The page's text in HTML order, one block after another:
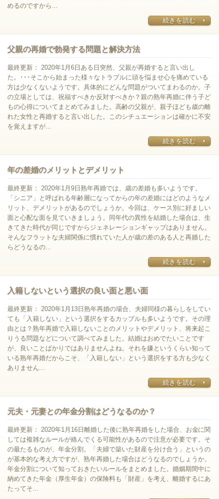
めるのですから...
続きを読む
父親の再婚で勃発する問題と解決方法
最終更新： 2020年1月6日ある日突然、父親が再婚すると言い出し
た。･･･そこから始まった様々なトラブルに頭を悩ませ心を痛めている
方は少なくないようです。具体的にどんな問題がついてまわるのか。子
の立場としては、祝福すべきか反対すべきか？親の熟年再婚に伴う子ど
もの心得についてまとめてみました。高齢の父親が、親子ほども歳の離
れた女性と再婚すると言い出した。このシチュエーションは確かに不安
を覚えますが...
続きを読む
年の差婚のメリットとデメリット
最終更新： 2020年1月9日熟年再婚では、歳の差婚も多いようです。
「シニア」と呼ばれる年齢層になってからの年の差婚にはどのようなメ
リット、デメリットがあるのでしょうか。今回は、ケース別に好ましい
面と心配な面を見ていきましょう。同年代の異性を結婚した場合は、生
きてきた時代が同じですからジェネレーションギャップはありません。
そんなフラットな夫婦関係に慣れていた人が歳の差のある人と再婚した
らどうなるの...
続きを読む
入籍しないという選択の良い面と悪い面
最終更新： 2020年1月13日熟年再婚の場合、夫婦同様の暮らしをしてい
ても「入籍しない」という選択をするカップルも多いようです。その理
由とは？熟年再婚で入籍しないことのメリットやデメリット、将来起こ
りうる問題などについて調べてみました。結婚はおめでたいことです
が、良いことばかりではありませんよね。それを嫌というくらい知って
いる熟年再婚だからこそ、「入籍しない」という選択をする方も少なく
ありません...
続きを読む
元夫・元妻との年金分割はどうなるのか？
最終更新： 2020年1月16日離婚した後に熟年再婚をした場合、お金に関
しては複雑なルールが絡んでくる可能性があるので注意が必要です。そ
の最たるものが、年金分割。「夫婦で築いた財産を分け合う」というの
が基本的な考え方ですが、熟年再婚した場合はどうなるのでしょうか。
年金分割について知っておきたいルールをまとめました。婚姻期間中に
納めてきた年金（厚生年金）の保険料も「財産」を考え、離婚するにあ
たってそ...